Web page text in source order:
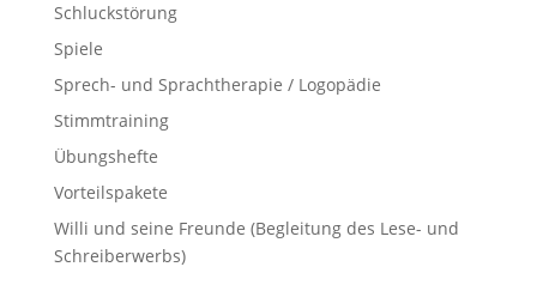
Schluckstörung
Spiele
Sprech- und Sprachtherapie / Logopädie
Stimmtraining
Übungshefte
Vorteilspakete
Willi und seine Freunde (Begleitung des Lese- und
Schreiberwerbs)